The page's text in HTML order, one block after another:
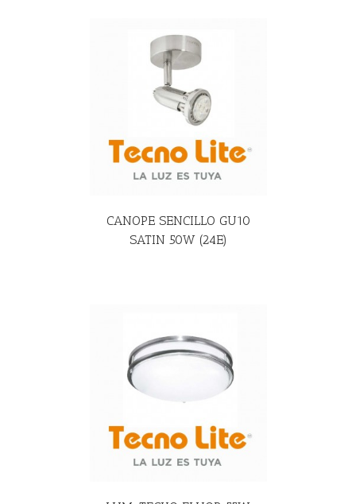
CANOPE SENCILLO GU10
SATIN 50W (24E)